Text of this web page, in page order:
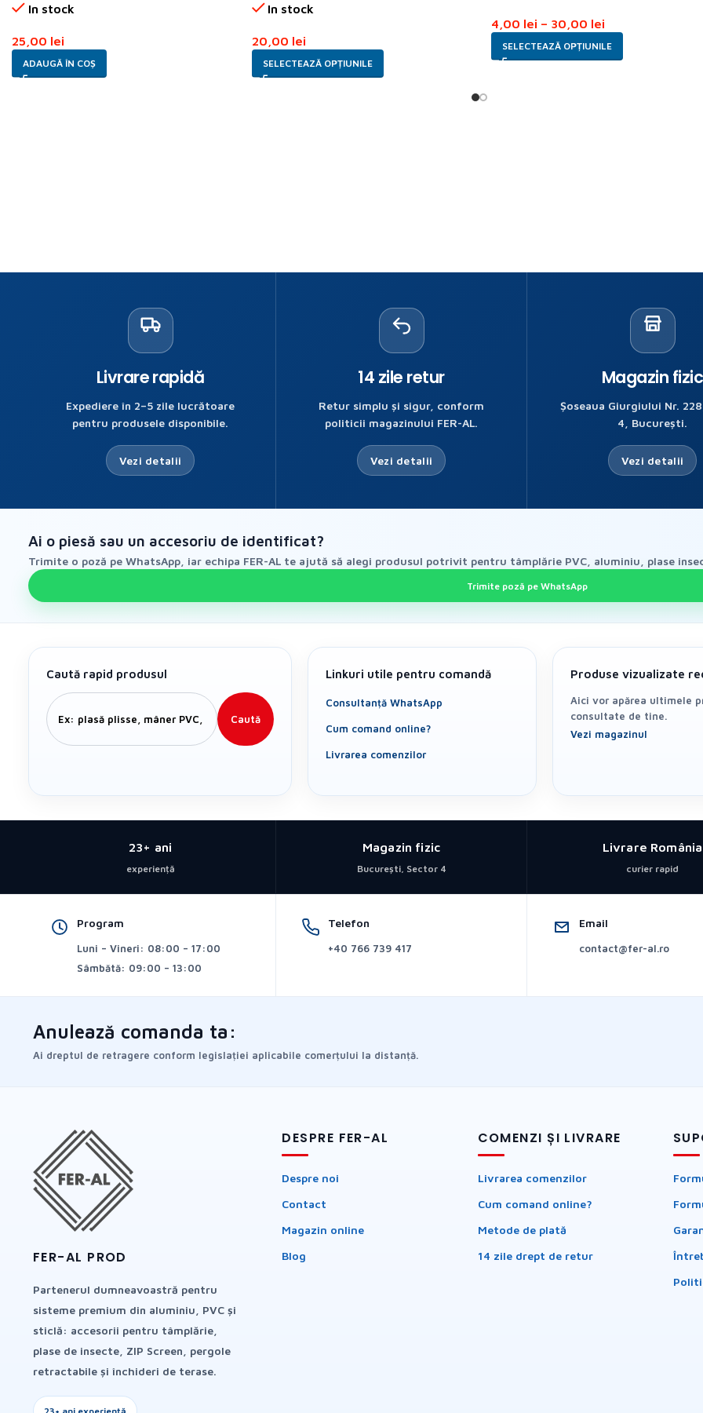
In stock
25,00 lei
ADAUGĂ ÎN COȘ
In stock
20,00 lei
SELECTEAZĂ OPȚIUNILE
4,00 lei – 30,00 lei
SELECTEAZĂ OPȚIUNILE
Livrare rapidă
Expediere în 2–5 zile lucrătoare
pentru produsele disponibile.
Vezi detalii
14 zile retur
Retur simplu și sigur, conform
politicii magazinului FER-AL.
Vezi detalii
Magazin fizic
Șoseaua Giurgiului Nr.
4, București.
Vezi detalii
Ai o piesă sau un accesoriu de identificat?
Trimite o poză pe WhatsApp, iar echipa FER-AL te ajută să alegi produsul potrivit pentru tâmplărie PVC, aluminiu, plase
Trimite poză pe WhatsApp
Caută rapid produsul
Caută
Linkuri utile pentru comandă
Consultanță WhatsApp
Cum comand online?
Livrarea comenzilor
Produse vizualizate
Aici vor apărea ultimele
consultate de tine.
Vezi magazinul
23+ ani
experiență
Magazin fizic
București, Sector 4
Livrare România
curier rapid
Program
Luni – Vineri: 08:00 – 17:00
Sâmbătă: 09:00 – 13:00
Telefon
+40 766 739 417
Email
contact@fer-al.ro
Anulează comanda ta:
Ai dreptul de retragere conform legislației aplicabile comerțului la distanță.
FER-AL PROD
Partenerul dumneavoastră pentru
sisteme premium din aluminiu, PVC și
sticlă: accesorii pentru tâmplărie,
plase de insecte, ZIP Screen, pergole
retractabile și închideri de terase.
DESPRE FER-AL
Despre noi
Contact
Magazin online
Blog
COMENZI ȘI LIVRARE
Livrarea comenzilor
Cum comand online?
Metode de plată
14 zile drept de retur